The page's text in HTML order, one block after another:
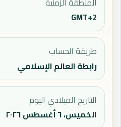
GMT+2
طريقة الحساب
رابطة العالم الإسلامي
التاريخ الميلادي اليوم
الخميس، ٦ أغسطس ٢٠٢٦